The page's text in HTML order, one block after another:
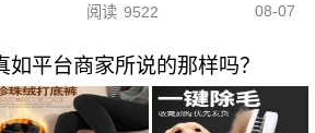
阅读 9522 08-07
平台商家所说的那样吗？